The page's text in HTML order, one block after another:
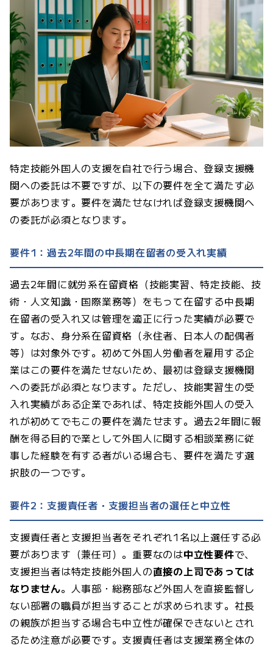
特定技能外国人の支援を自社で行う場合、登録支援機
関への委託は不要ですが、以下の要件を全て満たす必
要があります。要件を満たせなければ登録支援機関へ
の委託が必須となります。
要件1：過去2年間の中長期在留者の受入れ実績
過去2年間に就労系在留資格（技能実習、特定技能、技
術・人文知識・国際業務等）をもって在留する中長期
在留者の受入れ又は管理を適正に行った実績が必要で
す。なお、身分系在留資格（永住者、日本人の配偶者
等）は対象外です。初めて外国人労働者を雇用する企
業はこの要件を満たせないため、最初は登録支援機関
への委託が必須となります。ただし、技能実習生の受
入れ実績がある企業であれば、特定技能外国人の受入
れが初めてでもこの要件を満たせます。過去2年間に報
酬を得る目的で業として外国人に関する相談業務に従
事した経験を有する者がいる場合も、要件を満たす選
択肢の一つです。
要件2：支援責任者・支援担当者の選任と中立性
支援責任者と支援担当者をそれぞれ1名以上選任する必
要があります（兼任可）。重要なのは中立性要件で、
支援担当者は特定技能外国人の直接の上司であっては
なりません。人事部・総務部など外国人を直接監督し
ない部署の職員が担当することが求められます。社長
の親族が担当する場合も中立性が確保できないとされ
るため注意が必要です。支援責任者は支援業務全体の